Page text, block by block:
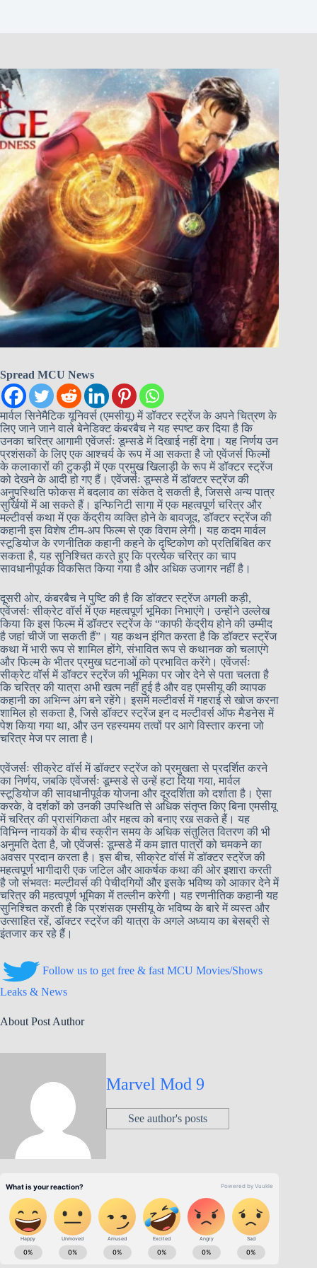
Spread MCU News
मार्वल सिनेमैटिक यूनिवर्स (एमसीयू) में डॉक्टर स्ट्रेंज के अपने चित्रण के
लिए जाने जाने वाले बेनेडिक्ट कंबरबैच ने यह स्पष्ट कर दिया है कि
उनका चरित्र आगामी एवेंजर्सः डूम्सडे में दिखाई नहीं देगा। यह निर्णय उन
प्रशंसकों के लिए एक आश्चर्य के रूप में आ सकता है जो एवेंजर्स फिल्मों
के कलाकारों की टुकड़ी में एक प्रमुख खिलाड़ी के रूप में डॉक्टर स्ट्रेंज
को देखने के आदी हो गए हैं। एवेंजर्सः डूम्सडे में डॉक्टर स्ट्रेंज की
अनुपस्थिति फोकस में बदलाव का संकेत दे सकती है, जिससे अन्य पात्र
सुर्खियों में आ सकते हैं। इन्फिनिटी सागा में एक महत्वपूर्ण चरित्र और
मल्टीवर्स कथा में एक केंद्रीय व्यक्ति होने के बावजूद, डॉक्टर स्ट्रेंज की
कहानी इस विशेष टीम-अप फिल्म से एक विराम लेगी। यह कदम मार्वल
स्टूडियोज के रणनीतिक कहानी कहने के दृष्टिकोण को प्रतिबिंबित कर
सकता है, यह सुनिश्चित करते हुए कि प्रत्येक चरित्र का चाप
सावधानीपूर्वक विकसित किया गया है और अधिक उजागर नहीं है।
दूसरी ओर, कंबरबैच ने पुष्टि की है कि डॉक्टर स्ट्रेंज अगली कड़ी,
एवेंजर्सः सीक्रेट वॉर्स में एक महत्वपूर्ण भूमिका निभाएंगे। उन्होंने उल्लेख
किया कि इस फिल्म में डॉक्टर स्ट्रेंज के “काफी केंद्रीय होने की उम्मीद
है जहां चीजें जा सकती हैं”। यह कथन इंगित करता है कि डॉक्टर स्ट्रेंज
कथा में भारी रूप से शामिल होंगे, संभावित रूप से कथानक को चलाएंगे
और फिल्म के भीतर प्रमुख घटनाओं को प्रभावित करेंगे। एवेंजर्सः
सीक्रेट वॉर्स में डॉक्टर स्ट्रेंज की भूमिका पर जोर देने से पता चलता है
कि चरित्र की यात्रा अभी खत्म नहीं हुई है और वह एमसीयू की व्यापक
कहानी का अभिन्न अंग बने रहेंगे। इसमें मल्टीवर्स में गहराई से खोज करना
शामिल हो सकता है, जिसे डॉक्टर स्ट्रेंज इन द मल्टीवर्स ऑफ मैडनेस में
पेश किया गया था, और उन रहस्यमय तत्वों पर आगे विस्तार करना जो
चरित्र मेज पर लाता है।
एवेंजर्सः सीक्रेट वॉर्स में डॉक्टर स्ट्रेंज को प्रमुखता से प्रदर्शित करने
का निर्णय, जबकि एवेंजर्सः डूम्सडे से उन्हें हटा दिया गया, मार्वल
स्टूडियोज की सावधानीपूर्वक योजना और दूरदर्शिता को दर्शाता है। ऐसा
करके, वे दर्शकों को उनकी उपस्थिति से अधिक संतृप्त किए बिना एमसीयू
में चरित्र की प्रासंगिकता और महत्व को बनाए रख सकते हैं। यह
विभिन्न नायकों के बीच स्क्रीन समय के अधिक संतुलित वितरण की भी
अनुमति देता है, जो एवेंजर्सः डूम्सडे में कम ज्ञात पात्रों को चमकने का
अवसर प्रदान करता है। इस बीच, सीक्रेट वॉर्स में डॉक्टर स्ट्रेंज की
महत्वपूर्ण भागीदारी एक जटिल और आकर्षक कथा की ओर इशारा करती
है जो संभवतः मल्टीवर्स की पेचीदगियों और इसके भविष्य को आकार देने में
चरित्र की महत्वपूर्ण भूमिका में तल्लीन करेगी। यह रणनीतिक कहानी यह
सुनिश्चित करती है कि प्रशंसक एमसीयू के भविष्य के बारे में व्यस्त और
उत्साहित रहें, डॉक्टर स्ट्रेंज की यात्रा के अगले अध्याय का बेसब्री से
इंतजार कर रहे हैं।
Follow us to get free & fast MCU Movies/Shows
Leaks & News
About Post Author
Marvel Mod 9
See author's posts